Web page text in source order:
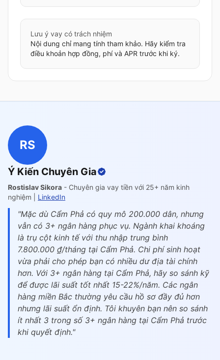
Lưu ý vay có trách nhiệm
Nội dung chỉ mang tính tham khảo. Hãy kiểm tra
điều khoản hợp đồng, phí và APR trước khi ký.
RS
Ý Kiến Chuyên Gia
Rostislav Sikora - Chuyên gia vay tiền với 25+ năm kinh
nghiệm | LinkedIn
"Mặc dù Cẩm Phả có quy mô 200.000 dân, nhưng
vẫn có 3+ ngân hàng phục vụ. Ngành khai khoáng
là trụ cột kinh tế với thu nhập trung bình
7.800.000 ₫/tháng tại Cẩm Phả. Chi phí sinh hoạt
vừa phải cho phép bạn có nhiều dư địa tài chính
hơn. Với 3+ ngân hàng tại Cẩm Phả, hãy so sánh kỹ
để được lãi suất tốt nhất 15-22%/năm. Các ngân
hàng miền Bắc thường yêu cầu hồ sơ đầy đủ hơn
nhưng lãi suất ổn định. Tôi khuyên bạn nên so sánh
ít nhất 3 trong số 3+ ngân hàng tại Cẩm Phả trước
khi quyết định."